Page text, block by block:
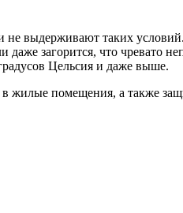
выдерживают таких
загорится, что чревато
Цельсия и даже выше.
в жилые помещения, а также